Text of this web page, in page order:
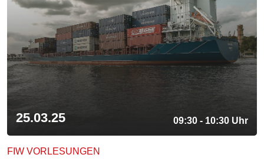
25.03.25 09:30 - 10:30 Uhr
FIW VORLESUNGEN